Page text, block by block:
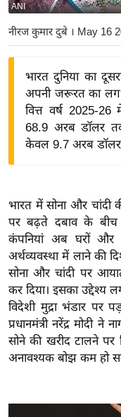
बि
ज़
ने
द्यो
वि
शे
ष
ज्ञ
रा
य
ब
ज
ट
ANI
नीरज कुमार दुबे । May 16
भारत दुनिया का
अपनी जरूरत का
वित्त वर्ष 2025-
68.9 अरब डॉलर
केवल 9.7 अरब डॉलर
भारत में सोना और चांदी
पर बढ़ते दबाव के बीच
कंपनियां अब घरों और
अर्थव्यवस्था में लाने की
सोना और चांदी पर
कर दिया। इसका उद्देश्य
विदेशी मुद्रा भंडार पर
प्रधानमंत्री नरेंद्र मोदी
सोने की खरीद टालने पर
अनावश्यक बोझ कम हो